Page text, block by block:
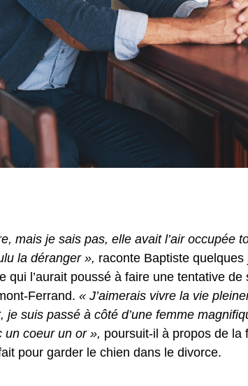
mais je sais pas, elle avait l’air occupée
la déranger », raconte Baptiste quelques
l’aurait poussé à faire une tentative de
Ferrand. « J’aimerais vivre la vie
suis passé à côté d’une femme
un coeur un or », poursuit-il à propos de la
pour garder le chien dans le divorce.